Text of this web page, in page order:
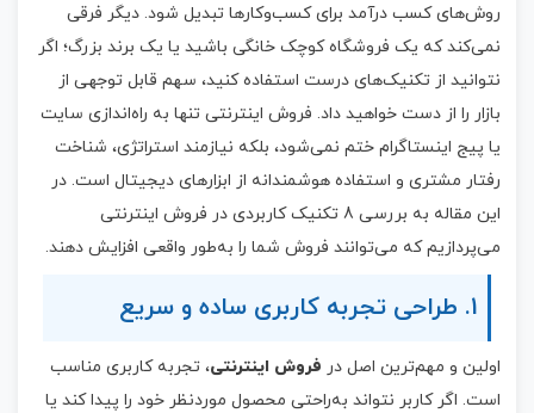
روش‌های کسب درآمد برای کسب‌وکارها تبدیل شود. دیگر فرقی
نمی‌کند که یک فروشگاه کوچک خانگی باشید یا یک برند بزرگ؛ اگر
نتوانید از تکنیک‌های درست استفاده کنید، سهم قابل توجهی از
بازار را از دست خواهید داد. فروش اینترنتی تنها به راه‌اندازی سایت
یا پیج اینستاگرام ختم نمی‌شود، بلکه نیازمند استراتژی، شناخت
رفتار مشتری و استفاده هوشمندانه از ابزارهای دیجیتال است. در
این مقاله به بررسی 8 تکنیک کاربردی در فروش اینترنتی
می‌پردازیم که می‌توانند فروش شما را به‌طور واقعی افزایش دهند.
1. طراحی تجربه کاربری ساده و سریع
اولین و مهم‌ترین اصل در فروش اینترنتی، تجربه کاربری مناسب
است. اگر کاربر نتواند به‌راحتی محصول موردنظر خود را پیدا کند یا